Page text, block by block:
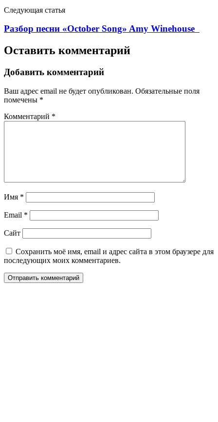
Следующая статья
Разбор песни «October Song» Amy Winehouse
Оставить комментарий
Добавить комментарий
Ваш адрес email не будет опубликован. Обязательные поля
помечены *
Комментарий *
Имя *
Email *
Сайт
Сохранить моё имя, email и адрес сайта в этом браузере для
последующих моих комментариев.